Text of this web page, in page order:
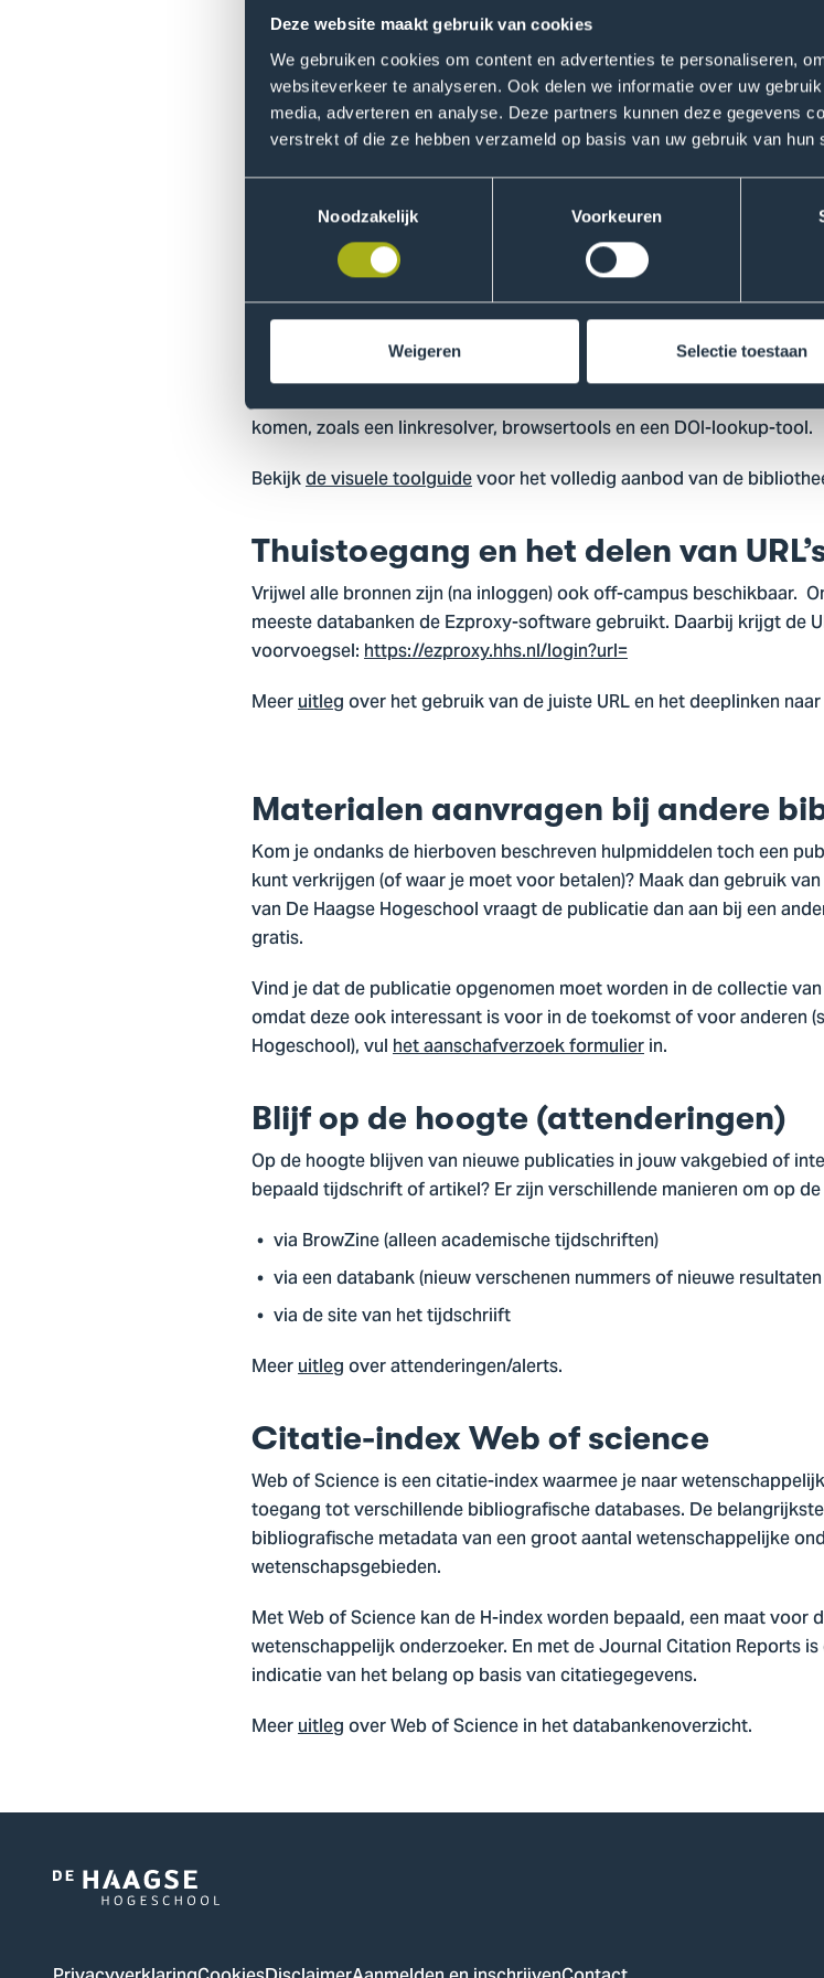
Deze website maakt gebruik van cookies
We gebruiken cookies om content en advertenties te personaliseren,
websiteverkeer te analyseren. Ook delen we informatie over uw
media, adverteren en analyse. Deze partners kunnen deze gegevens
verstrekt of die ze hebben verzameld op basis van uw gebruik van hun
Noodzakelijk
Voorkeuren
Weigeren Selectie toestaan
Meer informatie over BrowZine is te vinden op de
Tijdschriften en BrowZine.
E-Publication Finder
Om er achter te komen of we toegang hebben tot een bepaald e-
gebruiken. Hierin zoek je op de titel van een publicatie of het
artikelniveau zoekt.
uitlegover de E-Publication Finder.
Tools voor volledig tekst
Binnen de hogeschool hebben we een aantal tools in huis om het
komen, zoals een linkresolver, browsertools en een DOI-lookup-tool.
Bekijkde visuele toolguidevoor het volledig aanbod van de
Thuistoegang en het delen van
Vrijwel alle bronnen zijn (na inloggen) ook off-campus beschikbaar.
meeste databanken de Ezproxy-software gebruikt. Daarbij krijgt de
voorvoegsel:https://ezproxy.hhs.nl/login?url=
Meeruitlegover het gebruik van de juiste URL en het deeplinken
Materialen aanvragen bij andere
Kom je ondanks de hierboven beschreven hulpmiddelen toch een
kunt verkrijgen (of waar je moet voor betalen)? Maak dan gebruik van
van De Haagse Hogeschool vraagt de publicatie dan aan bij een
gratis.
Vind je dat de publicatie opgenomen moet worden in de collectie
omdat deze ook interessant is voor in de toekomst of voor anderen
Hogeschool), vulhet aanschafverzoek formulierin.
Blijf op de hoogte (attenderingen)
Op de hoogte blijven van nieuwe publicaties in jouw vakgebied of
bepaald tijdschrift of artikel? Er zijn verschillende manieren om op
via BrowZine (alleen academische tijdschriften)
via een databank (nieuw verschenen nummers of nieuwe
via de site van het tijdschriift
Meeruitlegover attenderingen/alerts.
Citatie-index Web of science
Web of Science is een citatie-index waarmee je naar
toegang tot verschillende bibliografische databases. De
bibliografische metadata van een groot aantal wetenschappelijke
wetenschapsgebieden.
Met Web of Science kan de H-index worden bepaald, een maat voor
wetenschappelijk onderzoeker. En met de Journal Citation Reports
indicatie van het belang op basis van citatiegegevens.
Meeruitlegover Web of Science in het databankenoverzicht.
Logo
De